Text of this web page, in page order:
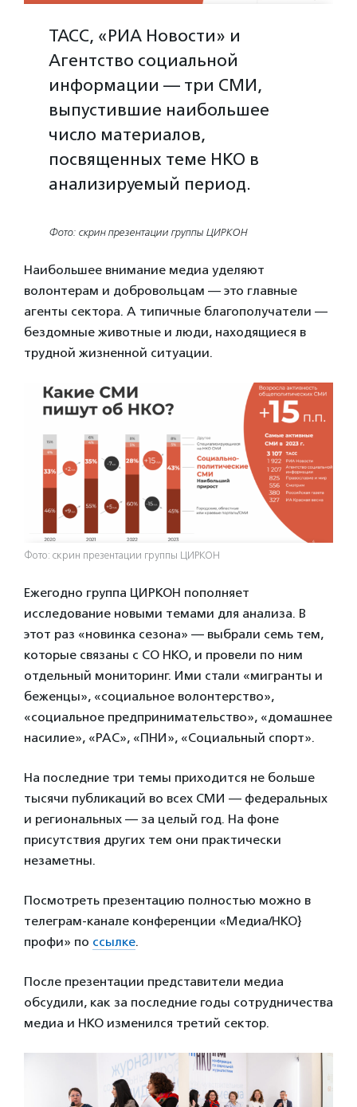
ТАСС, «РИА Новости» и
Агентство социальной
информации — три СМИ,
выпустившие наибольшее
число материалов,
посвященных теме НКО в
анализируемый период.
Фото: скрин презентации группы ЦИРКОН
Наибольшее внимание медиа уделяют
волонтерам и добровольцам — это главные
агенты сектора. А типичные благополучатели —
бездомные животные и люди, находящиеся в
трудной жизненной ситуации.
Фото: скрин презентации группы ЦИРКОН
Ежегодно группа ЦИРКОН пополняет
исследование новыми темами для анализа. В
этот раз «новинка сезона» — выбрали семь тем,
которые связаны с СО НКО, и провели по ним
отдельный мониторинг. Ими стали «мигранты и
беженцы», «социальное волонтерство»,
«социальное предпринимательство», «домашнее
насилие», «РАС», «ПНИ», «Социальный спорт».
На последние три темы приходится не больше
тысячи публикаций во всех СМИ — федеральных
и региональных — за целый год. На фоне
присутствия других тем они практически
незаметны.
Посмотреть презентацию полностью можно в
телеграм-канале конференции «Медиа/НКО}
профи» по ссылке.
После презентации представители медиа
обсудили, как за последние годы сотрудничества
медиа и НКО изменился третий сектор.